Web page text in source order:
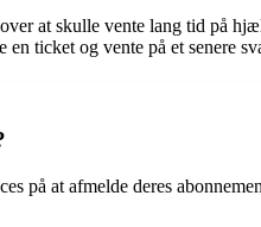
at skulle vente lang tid på
ticket og vente på et senere
på at afmelde deres